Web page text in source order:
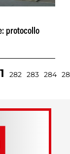
protocollo
282 283 284